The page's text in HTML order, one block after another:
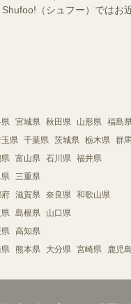
（シュフー）では
宮城県 秋田県 山形県 福島
県 千葉県 茨城県 栃木県 群
県 富山県 石川県 福井県
三重県
滋賀県 奈良県 和歌山県
島根県 山口県
高知県
熊本県 大分県 宮崎県 鹿児